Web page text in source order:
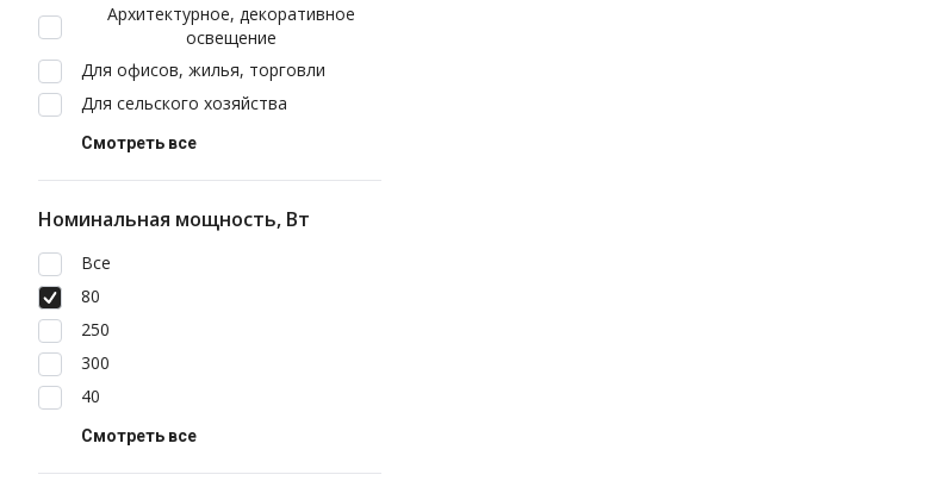
Архитектурное, декоративное
освещение
Для офисов, жилья, торговли
Для сельского хозяйства
Смотреть все
Номинальная мощность, Вт
Все
80
250
300
40
Смотреть все